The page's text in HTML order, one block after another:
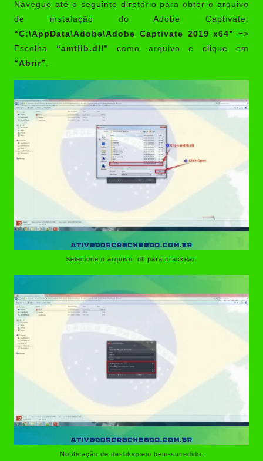
Navegue até o seguinte diretório para obter o arquivo
de instalação do Adobe Captivate:
“C:\AppData\Adobe\Adobe Captivate 2019 x64”
=>
Escolha “amtlib.dll” como arquivo e clique em
“Abrir” .
Selecione o arquivo .dll para crackear.
Notificação de desbloqueio bem-sucedido.